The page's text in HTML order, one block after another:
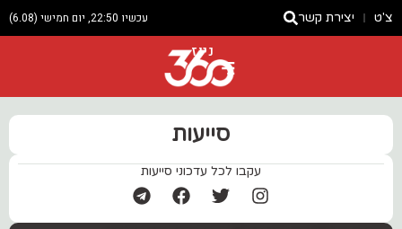
צ'ט יצירת קשר עכשיו 22:50, יום חמישי (6.08)
ניוז
סייעות
עקבו לכל עדכוני סייעות